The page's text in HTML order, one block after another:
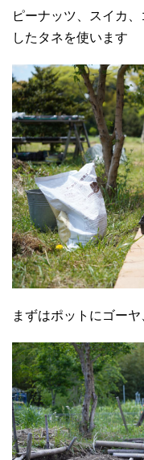
ピーナッツ、スイカ
したタネを使います
まずはポットにゴー